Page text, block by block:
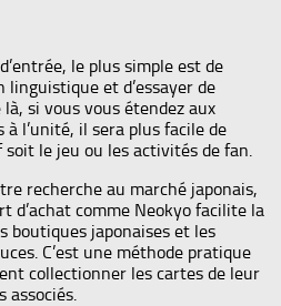
le plus simple est de
linguistique et d’essayer de
si vous vous étendez aux
à l’unité, il sera plus facile de
le jeu ou les activités de fan.
recherche au marché japonais,
d’achat comme Neokyo facilite la
boutiques japonaises et les
C’est une méthode pratique
collectionner les cartes de leur
associés.